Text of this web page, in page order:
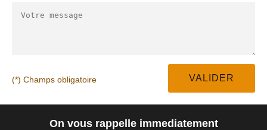
(*) Champs obligatoire
On vous rappelle immediatement